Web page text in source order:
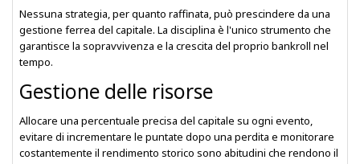
Nessuna strategia, per quanto raffinata, può prescindere da una
gestione ferrea del capitale. La disciplina è l'unico strumento che
garantisce la sopravvivenza e la crescita del proprio bankroll nel
tempo.
Gestione delle risorse
Allocare una percentuale precisa del capitale su ogni evento,
evitare di incrementare le puntate dopo una perdita e monitorare
costantemente il rendimento storico sono abitudini che rendono il